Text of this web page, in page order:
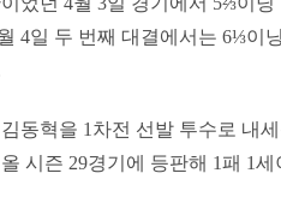
4일 두 번째 대결에서는 6⅓이
동혁을 1차전 선발 투수로 내
시즌 29경기에 등판해 1패 1